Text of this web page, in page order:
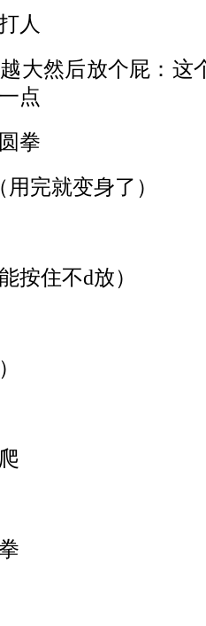
人
大然后放个屁：这
点
拳
完就变身了）
按住不d放）